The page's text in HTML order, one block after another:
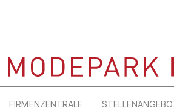
FIRMENZENTRALE